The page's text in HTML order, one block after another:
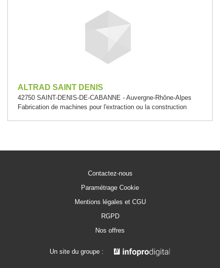
ALTRAD SAINT DENIS
42750 SAINT-DENIS-DE-CABANNE - Auvergne-Rhône-Alpes
Fabrication de machines pour l'extraction ou la construction
Contactez-nous
Paramétrage Cookie
Mentions légales et CGU
RGPD
Nos offres
Un site du groupe :